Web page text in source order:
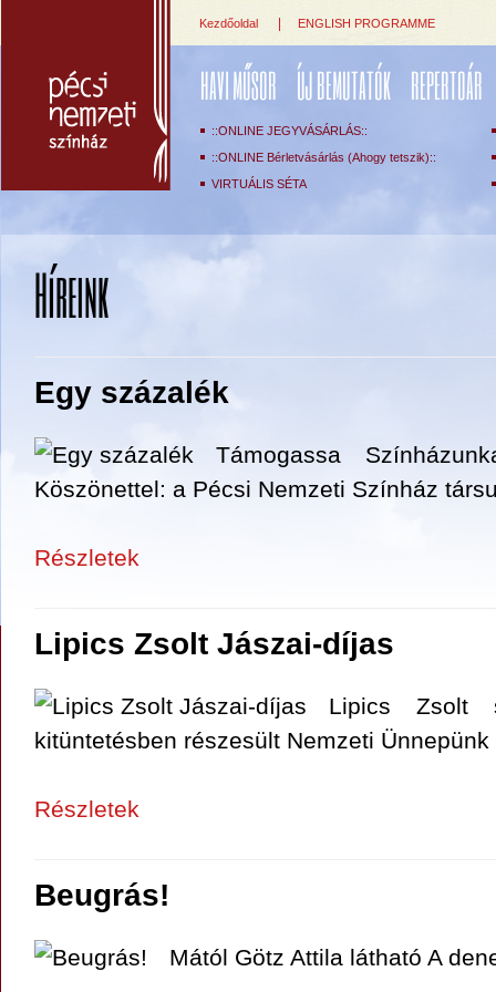
Kezdőoldal ENGLISH PROGRAMME
HAVI MŰSOR ÚJ BEMUTATÓK REPERTOÁR
::ONLINE JEGYVÁSÁRLÁS::
::ONLINE Bérletvásárlás (Ahogy tetszik)::
VIRTUÁLIS SÉTA
Híreink
Egy százalék
Támogassa
Köszönettel: a Pécsi Nemzeti Színház
Részletek
Lipics Zsolt Jászai-díjas
Lipics Zsolt
kitüntetésben részesült Nemzeti
Részletek
Beugrás!
Mától Götz Attila látható A